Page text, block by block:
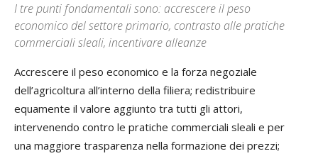
I tre punti fondamentali sono: accrescere il peso
economico del settore primario, contrasto alle pratiche
commerciali sleali, incentivare alleanze
Accrescere il peso economico e la forza negoziale
dell’agricoltura all’interno della filiera; redistribuire
equamente il valore aggiunto tra tutti gli attori,
intervenendo contro le pratiche commerciali sleali e per
una maggiore trasparenza nella formazione dei prezzi;